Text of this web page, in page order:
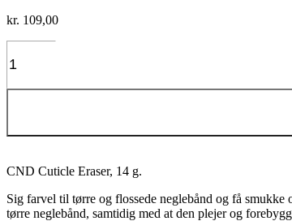
kr. 109,00
Cuticle
CND Cuticle Eraser, 14 g.
Sig farvel til tørre og flossede neglebånd og få
tørre neglebånd, samtidig med at den plejer og